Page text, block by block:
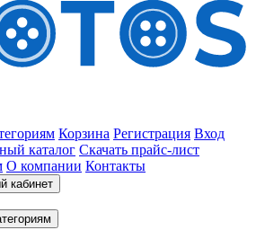
Корзина Регистрация Вход
каталог Скачать прайс-лист
О компании Контакты
кабинет